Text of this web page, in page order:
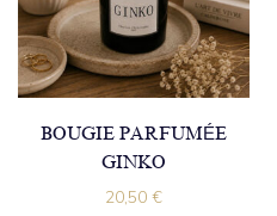
BOUGIE PARFUMÉE
GINKO
20,50 €